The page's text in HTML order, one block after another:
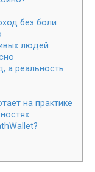
без боли
людей
а реальность
на практике